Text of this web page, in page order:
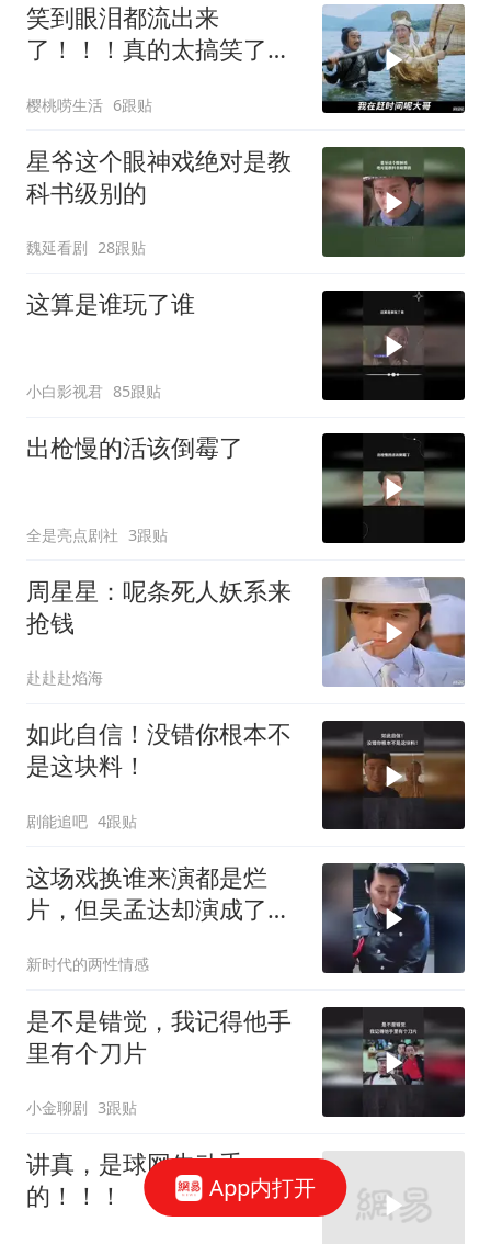
笑到眼泪都流出来
了！！！真的太搞笑了！
樱桃唠生活 6跟贴
星爷这个眼神戏绝对是教
科书级别的
魏延看剧 28跟贴
这算是谁玩了谁
小白影视君 85跟贴
出枪慢的活该倒霉了
全是亮点剧社 3跟贴
周星星：呢条死人妖系来
抢钱
赴赴赴焰海
如此自信！没错你根本不
是这块料！
剧能追吧 4跟贴
这场戏换谁来演都是烂
片，但吴孟达却演成了无
新时代的两性情感
是不是错觉，我记得他手
里有个刀片
小金聊剧 3跟贴
讲真，是球网先动手
的！！！
App内打开